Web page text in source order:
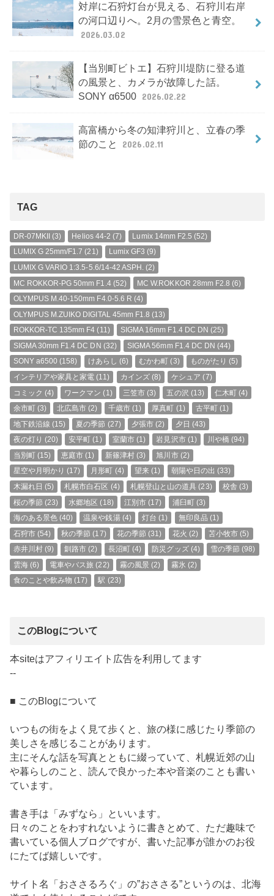
対岸に石狩灯台が見える、石狩川右岸
の河口辺りへ。2月の雪景色と青空。
2026.03.02
【当別町ビトエ】石狩川堤防に登る道
の風景と、カメラが故障した話。
SONY α6500 2026.02.22
高富橋から冬の知津狩川と、立春の季
節のこと
2026.02.11
TAG
DR-07MKII(3) Helios 44-2 (7) Lumix 14mm F2.5 (52)
LUMIX G 25mm/F1.7 (21) Lumix GF3 (9)
LUMIX G VARIO 1:3.5-5.6/14-42 ASPH. (2)
MC ROKKOR-PG 50mm F1.4(52) MC W.ROKKOR 28mm F2.8 (6)
OLYMPUS M.40-150mm F4.0-5.6 R (4)
OLYMPUS M.ZUIKO DIGITAL 45mm F1.8 (13)
ROKKOR-TC 135mm F4 (11) SIGMA 16mm F1.4 DC DN (25)
SIGMA 30mm F1.4 DC DN (32) SIGMA 56mm F1.4 DC DN (44)
SONY a6500 (158) けあらし (6) むかわ町 (3) ものがたり (5)
インテリアや家具と家電 (11) カインズ(8) ケシュア (7)
コミック (4) ワークマン (1) 三笠市 (3) 五の沢 (13) 仁木町 (4)
余市町(3) 北広島市 (2) 千歳市(1) 厚真町 (1) 古平町 (1)
地下鉄沿線 (15) 夏の季節 (27) 夕張市 (2) 夕日 (43)
夜の灯り (20) 安平町 (1) 室蘭市(1) 岩見沢市(1) 川や橋 (94)
当別町(15) 恵庭市 (1) 新篠津村(3) 旭川市(2)
星空や月明かり (17) 月形町 (4) 望来 (1) 朝陽や日の出 (33)
木漏れ日 (5) 札幌市白石区 (4) 札幌登山と山の道具 (23) 校舎 (3)
桜の季節 (23) 水郷地区 (18) 江別市 (17) 浦臼町(3)
海のある景色(40) 温泉や銭湯(4) 灯台 (1) 無印良品 (1)
石狩市(54) 秋の季節 (17) 花の季節 (31) 花火 (2) 苫小牧市 (5)
赤井川村(9) 釧路市 (2) 長沼町(4) 防災グッズ(4) 雪の季節 (98)
雲海(6) 電車やバス旅 (22) 霧の風景 (2) 霧氷 (2)
食のことや飲み物 (17) 駅 (23)
このBlogについて
本siteはアフィリエイト広告を利用してます
--
■ このBlogについて
いつもの街をよく見て歩くと、旅の様に感じたり季節の
美しさを感じることがあります。
主にそんな話を写真とともに綴っていて、札幌近郊の山
や暮らしのこと、読んで良かった本や音楽のことも書い
ています。
書き手は「みずなら」といいます。
日々のことをわすれないように書きとめて、ただ趣味で
書いている個人ブログですが、書いた記事が誰かのお役
にたてば嬉しいです。
サイト名「おささるろぐ」の”おささる”というのは、北海